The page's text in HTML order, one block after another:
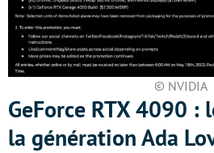
© NVIDIA
GeForce RTX 4090 :
la génération Ada